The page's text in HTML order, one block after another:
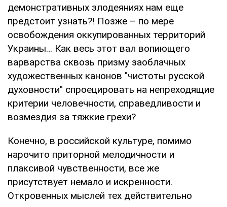
демонстративных злодеяниях нам еще
предстоит узнать?! Позже – по мере
освобождения оккупированных территорий
Украины… Как весь этот вал вопиющего
варварства сквозь призму заоблачных
художественных канонов "чистоты русской
духовности" спроецировать на непреходящие
критерии человечности, справедливости и
возмездия за тяжкие грехи?
Конечно, в российской культуре, помимо
нарочито приторной мелодичности и
плаксивой чувственности, все же
присутствует немало и искренности.
Откровенных мыслей тех действительно